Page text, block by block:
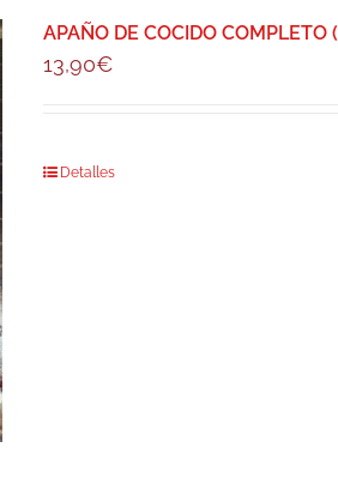
APAÑO DE COCIDO COMPLETO
13,90€
Detalles